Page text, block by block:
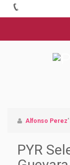
Alfonso Perez
PYR